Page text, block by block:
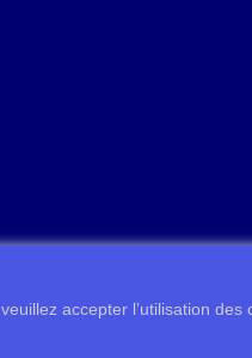
accepter l’utilisation